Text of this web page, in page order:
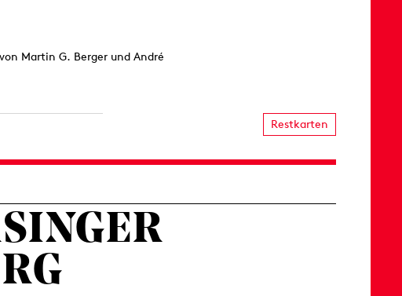
Martin G. Berger und André
Restkarten